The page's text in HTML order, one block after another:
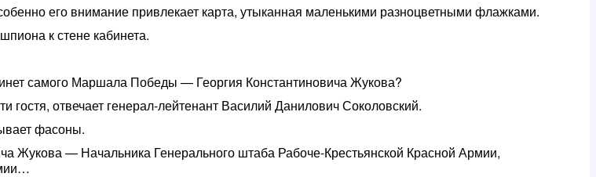
его внимание привлекает карта, утыканная маленькими разноцветными флажками.
к стене кабинета.
самого Маршала Победы — Георгия Константиновича Жукова?
гостя, отвечает генерал-лейтенант Василий Данилович Соколовский.
фасоны.
Жукова — Начальника Генерального штаба Рабоче-Крестьянской Красной Армии,